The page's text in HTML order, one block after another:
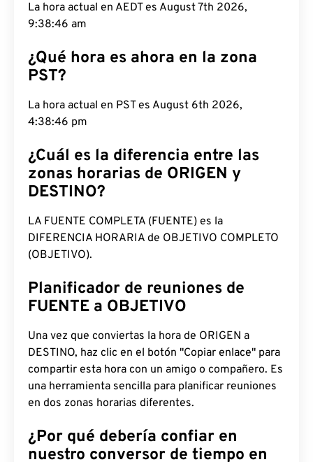
La hora actual en AEDT es August 7th 2026,
9:38:47 am
¿Qué hora es ahora en la zona
PST?
La hora actual en PST es August 6th 2026, 4:38:47
pm
¿Cuál es la diferencia entre las
zonas horarias de ORIGEN y
DESTINO?
LA FUENTE COMPLETA (FUENTE) es la
DIFERENCIA HORARIA de OBJETIVO COMPLETO
(OBJETIVO).
Planificador de reuniones de
FUENTE a OBJETIVO
Una vez que conviertas la hora de ORIGEN a
DESTINO, haz clic en el botón "Copiar enlace" para
compartir esta hora con un amigo o compañero. Es
una herramienta sencilla para planificar reuniones
en dos zonas horarias diferentes.
¿Por qué debería confiar en
nuestro conversor de tiempo en